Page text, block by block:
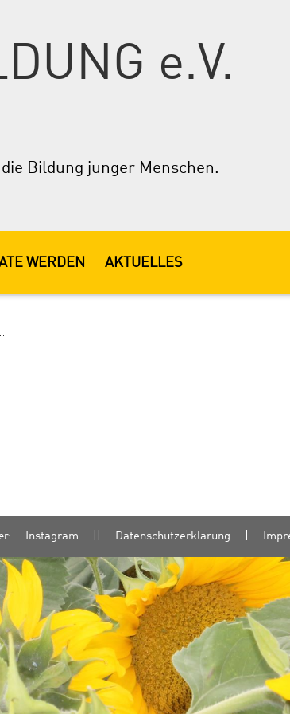
e.V.
Bildung junger Menschen.
WERDEN AKTUELLES
Instagram Datenschutzerklärung